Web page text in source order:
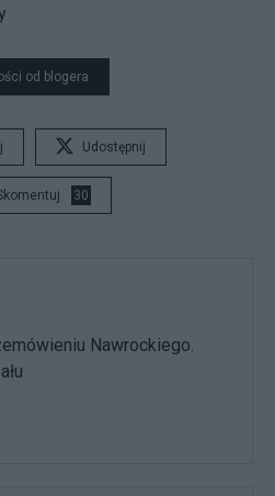
od blogera
Udostępnij
30
Nawrockiego.